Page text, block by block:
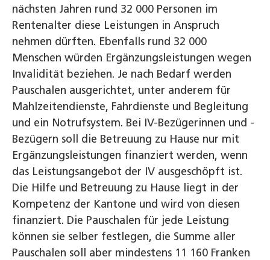
nächsten Jahren rund 32 000 Personen im
Rentenalter diese Leistungen in Anspruch
nehmen dürften. Ebenfalls rund 32 000
Menschen würden Ergänzungsleistungen wegen
Invalidität beziehen. Je nach Bedarf werden
Pauschalen ausgerichtet, unter anderem für
Mahlzeitendienste, Fahrdienste und Begleitung
und ein Notrufsystem. Bei IV-Bezügerinnen und -
Bezügern soll die Betreuung zu Hause nur mit
Ergänzungsleistungen finanziert werden, wenn
das Leistungsangebot der IV ausgeschöpft ist.
Die Hilfe und Betreuung zu Hause liegt in der
Kompetenz der Kantone und wird von diesen
finanziert. Die Pauschalen für jede Leistung
können sie selber festlegen, die Summe aller
Pauschalen soll aber mindestens 11 160 Franken